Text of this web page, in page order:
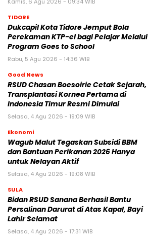
Kamis, 6 Agu 2026 - 09:34 WIB
TIDORE
Dukcapil Kota Tidore Jemput Bola
Perekaman KTP-el bagi Pelajar Melalui
Program Goes to School
Rabu, 5 Agu 2026 - 14:36 WIB
Good News
RSUD Chasan Boesoirie Cetak Sejarah,
Transplantasi Kornea Pertama di
Indonesia Timur Resmi Dimulai
Selasa, 4 Agu 2026 - 19:09 WIB
Ekonomi
Wagub Malut Tegaskan Subsidi BBM
dan Bantuan Perikanan 2026 Hanya
untuk Nelayan Aktif
Selasa, 4 Agu 2026 - 19:08 WIB
SULA
Bidan RSUD Sanana Berhasil Bantu
Persalinan Darurat di Atas Kapal, Bayi
Lahir Selamat
Selasa, 4 Agu 2026 - 17:31 WIB